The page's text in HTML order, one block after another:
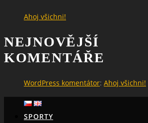
Ahoj všichni!
NEJNOVĚJŠÍ
KOMENTÁŘE
WordPress komentátor: Ahoj všichni!
SPORTY